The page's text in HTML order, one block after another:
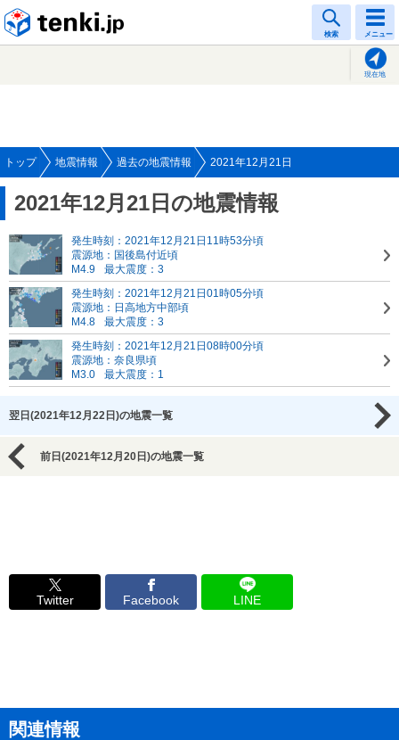
検索 メニュー
現在地
トップ 地震情報 過去の地震情報 2021年12月21日
2021年12月21日の地震情報
発生時刻：2021年12月21日11時53分頃
震源地：国後島付近頃
M4.9
最大震度：3
発生時刻：2021年12月21日01時05分頃
震源地：日高地方中部頃
M4.8
最大震度：3
発生時刻：2021年12月21日08時00分頃
震源地：奈良県頃
M3.0
最大震度：1
翌日(2021年12月22日)の地震一覧
前日(2021年12月20日)の地震一覧
Twitter Facebook LINE
関連情報